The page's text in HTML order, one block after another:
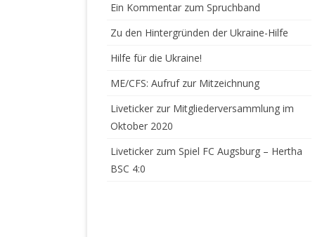
SAISON 09/10
SAISON 10/11
SAISON 14/15
Ein Kommentar zum Spruchband
Zu den Hintergründen der Ukraine-Hilfe
Hilfe für die Ukraine!
ME/CFS: Aufruf zur Mitzeichnung
Liveticker zur Mitgliederversammlung im
Oktober 2020
Liveticker zum Spiel FC Augsburg – Hertha
BSC 4:0